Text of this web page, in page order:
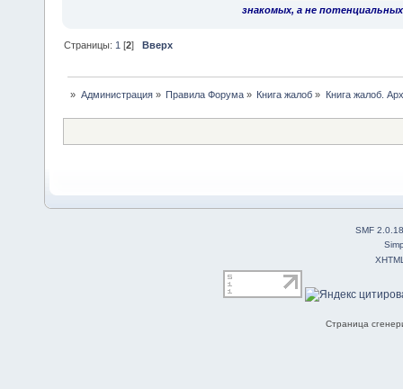
знакомых, а не
Страницы: 1 [2] Вверх
» Администрация» Правила Форума» Книга жалоб » Книга жалоб.
SMF 2.0.18
Страница